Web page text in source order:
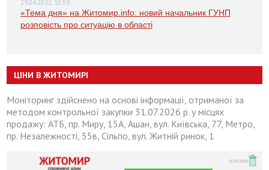
29.04.2022, 10:59
«Тема дня» на Житомир.info: новий начальник ГУНП
розповість про ситуацію в області
ЦІНИ В ЖИТОМИРІ
Моніторинг здійснено на основі інформації, отриманої за
методом контрольної закупки 31.07.2026 р. у місцях
продажу: АТБ, пр. Миру, 15А, Ашан, вул. Київська, 77, Метро,
пр. Незалежності, 55в, Сільпо, вул. Житній ринок, 1